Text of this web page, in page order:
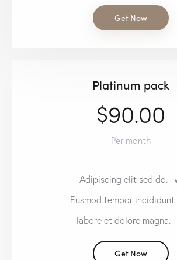
Get Now
Platinum pack
$90.00
Per month
Adipiscing elit sed do.
Eusmod tempor incididunt.
labore et dolore magna.
Get Now